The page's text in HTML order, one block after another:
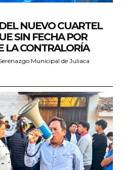
NUEVO CUARTEL
SIN FECHA POR
LA CONTRALORÍA
Municipal de Juliaca